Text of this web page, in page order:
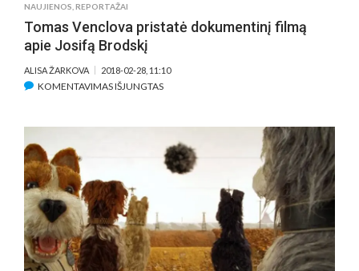
NAUJIENOS REPORTAŽAI
Tomas Venclova pristatė dokumentinį filmą
apie Josifą Brodskį
ALISA ŽARKOVA 2018-02-28, 11:10
KOMENTAVIMAS IŠJUNGTASĮRAŠE
DOKUMENTINĮ
FILMĄ
BRODSKĮ